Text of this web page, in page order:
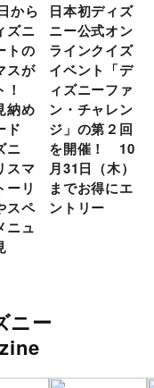
から
ズニ
トの
スが
！
納め
ド
ニ
スマ
ーリ
スペ
ニュ
日本初ディズ
ニー公式オン
ラインクイズ
イベント「デ
ィズニーファ
ン・チャレン
ジ」の第２回
を開催！ 10
月31日（木）
までお得にエ
ントリー
ニー